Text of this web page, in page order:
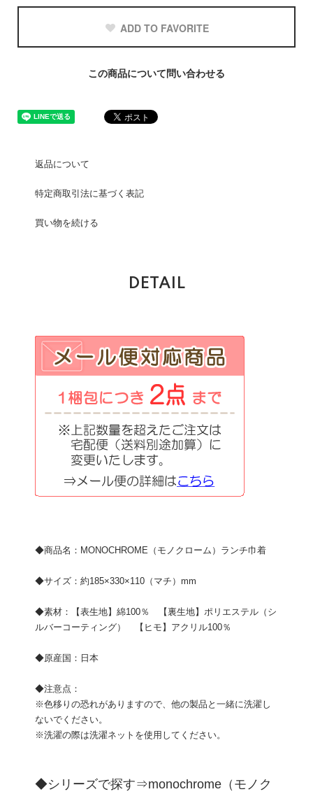
ADD TO FAVORITE
この商品について問い合わせる
返品について
特定商取引法に基づく表記
買い物を続ける
DETAIL
◆商品名：MONOCHROME（モノクローム）ランチ巾着
◆サイズ：約185×330×110（マチ）mm
◆素材：【表生地】綿100％ 【裏生地】ポリエステル（シ
ルバーコーティング） 【ヒモ】アクリル100％
◆原産国：日本
◆注意点：
※色移りの恐れがありますので、他の製品と一緒に洗濯し
ないでください。
※洗濯の際は洗濯ネットを使用してください。
◆シリーズで探す⇒monochrome（モノク